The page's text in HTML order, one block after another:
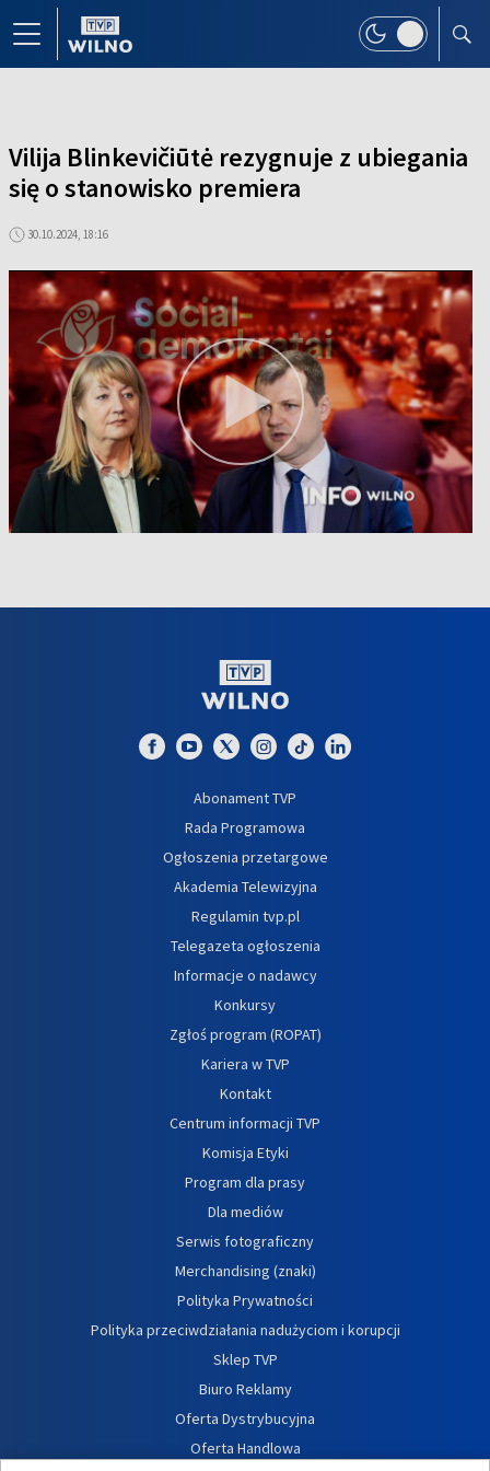
Vilija Blinkevičiūtė rezygnuje z ubiegania
się o stanowisko premiera
30.10.2024, 18:16
Abonament TVP
Rada Programowa
Ogłoszenia przetargowe
Akademia Telewizyjna
Regulamin tvp.pl
Telegazeta ogłoszenia
Informacje o nadawcy
Konkursy
Zgłoś program (ROPAT)
Kariera w TVP
Kontakt
Centrum informacji TVP
Komisja Etyki
Program dla prasy
Dla mediów
Serwis fotograficzny
Merchandising (znaki)
Polityka Prywatności
Polityka przeciwdziałania nadużyciom i korupcji
Sklep TVP
Biuro Reklamy
Oferta Dystrybucyjna
Oferta Handlowa